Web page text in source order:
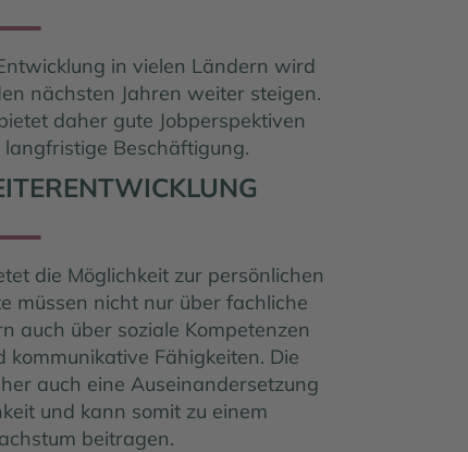
in vielen Ländern wird
nächsten Jahren weiter steigen.
daher gute Jobperspektiven
Beschäftigung.
die Möglichkeit zur persönlichen
müssen nicht nur über fachliche
auch über soziale Kompetenzen
Fähigkeiten. Die
auch eine Auseinandersetzung
und kann somit zu einem
beitragen.